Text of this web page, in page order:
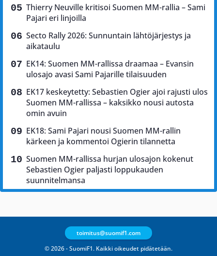
Thierry Neuville kritisoi Suomen MM-rallia – Sami
Pajari eri linjoilla
Secto Rally 2026: Sunnuntain lähtöjärjestys ja
aikataulu
EK14: Suomen MM-rallissa draamaa – Evansin
ulosajo avasi Sami Pajarille tilaisuuden
EK17 keskeytetty: Sebastien Ogier ajoi rajusti ulos
Suomen MM-rallissa – kaksikko nousi autosta
omin avuin
EK18: Sami Pajari nousi Suomen MM-rallin
kärkeen ja kommentoi Ogierin tilannetta
Suomen MM-rallissa hurjan ulosajon kokenut
Sebastien Ogier paljasti loppukauden
suunnitelmansa
© 2026 - SuomiF1. Kaikki oikeudet pidätetään.
toimitus@suomif1.com